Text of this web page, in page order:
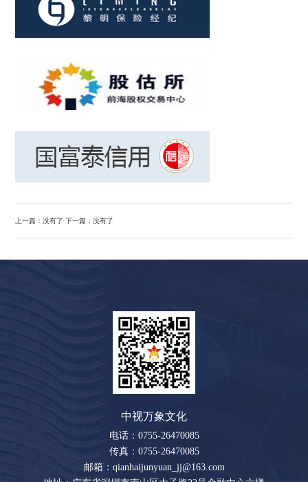
上一篇：没有了 下一篇：没有了
中视万象文化
电话：0755-26470085
传真：0755-26470085
邮箱：qianhaijunyuan_jj@163.com